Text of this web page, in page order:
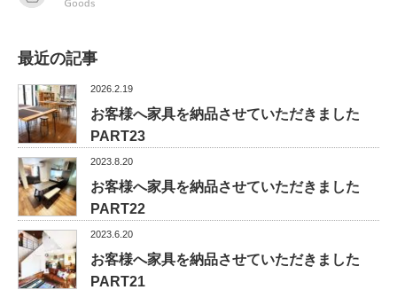
最近の記事
2026.2.19
お客様へ家具を納品させていただきました
PART23
2023.8.20
お客様へ家具を納品させていただきました
PART22
2023.6.20
お客様へ家具を納品させていただきました
PART21